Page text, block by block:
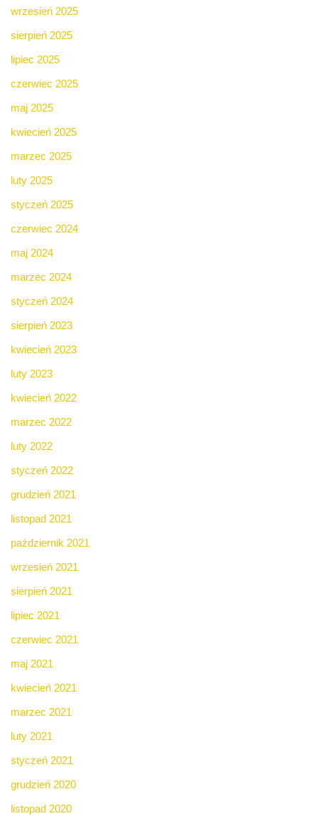
wrzesień 2025
sierpień 2025
lipiec 2025
czerwiec 2025
maj 2025
kwiecień 2025
marzec 2025
luty 2025
styczeń 2025
czerwiec 2024
maj 2024
marzec 2024
styczeń 2024
sierpień 2023
kwiecień 2023
luty 2023
kwiecień 2022
marzec 2022
luty 2022
styczeń 2022
grudzień 2021
listopad 2021
październik 2021
wrzesień 2021
sierpień 2021
lipiec 2021
czerwiec 2021
maj 2021
kwiecień 2021
marzec 2021
luty 2021
styczeń 2021
grudzień 2020
listopad 2020